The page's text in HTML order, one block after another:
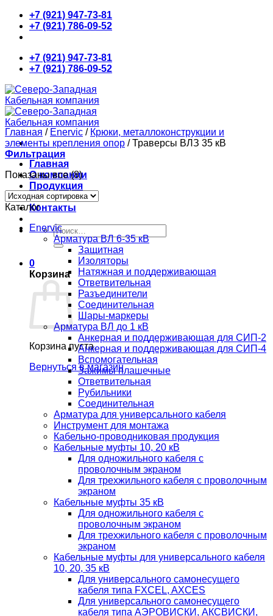
Skip
content
+7 (921) 947-73-81
+7 (921) 786-09-52
+7 (921) 947-73-81
+7 (921) 786-09-52
Главная
О компании
Продукция
Новости
Контакты
Искать:
0
Корзина
Корзина пуста.
Вернуться в магазин
Главная / Enervic / Крюки, металлоконструкции и
элементы крепления опор /Траверсы ВЛЗ 35 кВ
Фильтрация
Показаны все (8)
Каталог
Enervic
Арматура ВЛ 6-35 кВ
Защитная
Изоляторы
Натяжная и поддерживающая
Ответвительная
Разъединители
Соединительная
Шары-маркеры
Арматура ВЛ до 1 кВ
Анкерная и поддерживающая для СИП-2
Анкерная и поддерживающая для СИП-4
Вспомогательная
Зажимы плашечные
Ответвительная
Рубильники
Соединительная
Арматура для универсального кабеля
Инструмент для монтажа
Кабельно-проводниковая продукция
Кабельные муфты 10, 20 кВ
Для одножильного кабеля с
проволочным экраном
Для трехжильного кабеля с проволочным
экраном
Кабельные муфты 35 кВ
Для одножильного кабеля с
проволочным экраном
Для трехжильного кабеля с проволочным
экраном
Кабельные муфты для универсального кабеля
10, 20, 35 кВ
Для универсального самонесущего
кабеля типа FXCEL, AXCES
Для универсального самонесущего
кабеля типа АЭРОВИСКИ, АКСВИСКИ,